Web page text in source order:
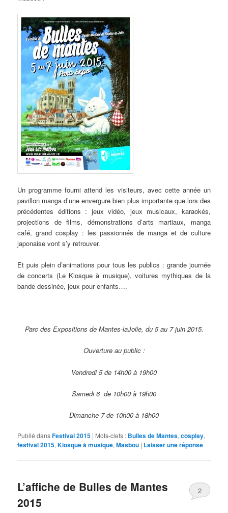
Un programme fourni attend les visiteurs, avec cette année un
pavillon manga d’une envergure bien plus importante que lors des
précédentes éditions : jeux vidéo, jeux musicaux, karaokés,
projections de films, démonstrations d’arts martiaux, manga
café, grand cosplay : les passionnés de manga et de culture
japonaise vont s’y retrouver.
Et puis plein d’animations pour tous les publics : grande journée
de concerts (Le Kiosque à musique), voitures mythiques de la
bande dessinée, jeux pour enfants….
Parc des Expositions de Mantes-laJolie, du 5 au 7 juin 2015.
Ouverture au public :
Vendredi 5 de 14h00 à 19h00
Samedi 6 de 10h00 à 19h00
Dimanche 7 de 10h00 à 18h00
Publié dansFestival 2015 | Mots-clefs : Bulles de Mantes,cosplay,
festival 2015,Kiosque à musique,Masbou | Laisser une réponse
L’affiche de Bulles de Mantes
2015
2